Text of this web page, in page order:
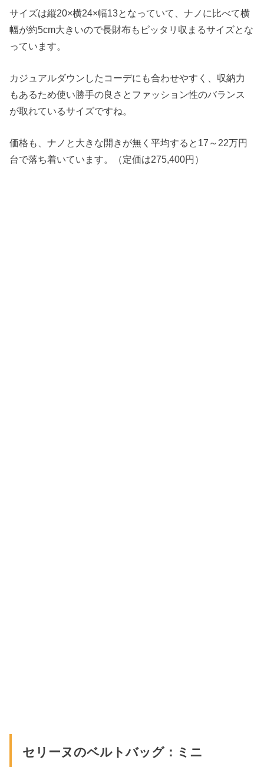
サイズは縦20×横24×幅13となっていて、ナノに比べて横
幅が約5cm大きいので長財布もピッタリ収まるサイズとな
っています。
カジュアルダウンしたコーデにも合わせやすく、収納力
もあるため使い勝手の良さとファッション性のバランス
が取れているサイズですね。
価格も、ナノと大きな開きが無く平均すると17～22万円
台で落ち着いています。（定価は275,400円）
セリーヌのベルトバッグ：ミニ